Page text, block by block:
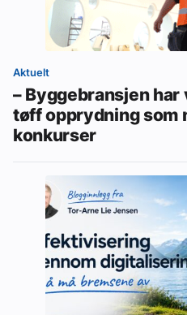
Aktuelt
– Byggebransjen
tøff opprydning som
konkurser